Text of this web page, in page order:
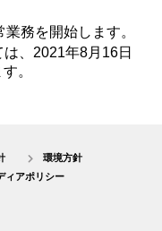
務を開始します。
、2021年8月16日
。
環境方針
ィアポリシー